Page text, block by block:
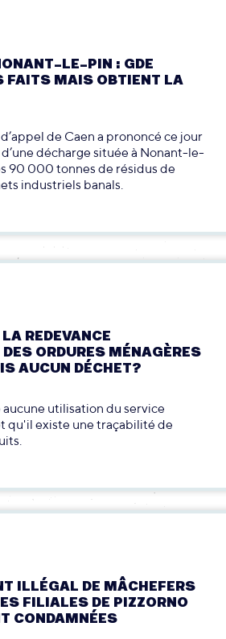
LE-PIN : GDE
FAITS MAIS OBTIENT LA
de Caen a prononcé ce jour
décharge située à Nonant-le-
90 000 tonnes de résidus de
industriels banals.
REDEVANCE
ORDURES MÉNAGÈRES
AUCUN DÉCHET?
utilisation du service
qu'il existe une traçabilité de
ILLÉGAL DE MÂCHEFERS
FILIALES DE PIZZORNO
CONDAMNÉES